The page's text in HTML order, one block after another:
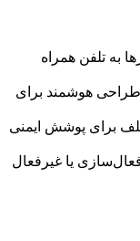
به تلفن همراه
هوشمند برای
برای پوشش ایمنی
یا غیرفعال